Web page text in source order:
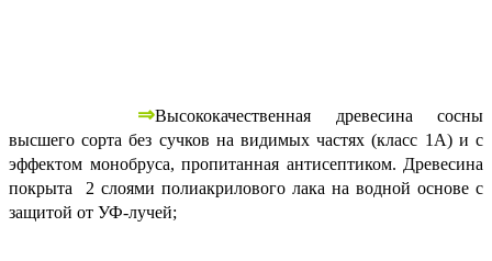
⇒Высококачественная древесина сосны
высшего сорта без сучков на видимых частях (класс 1А) и с
эффектом монобруса, пропитанная антисептиком. Древесина
покрыта 2 слоями полиакрилового лака на водной основе с
защитой от УФ-лучей;